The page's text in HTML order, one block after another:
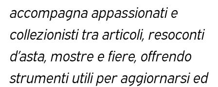
accompagna appassionati e
collezionisti tra articoli, resoconti
d’asta, mostre e fiere, offrendo
strumenti utili per aggiornarsi ed